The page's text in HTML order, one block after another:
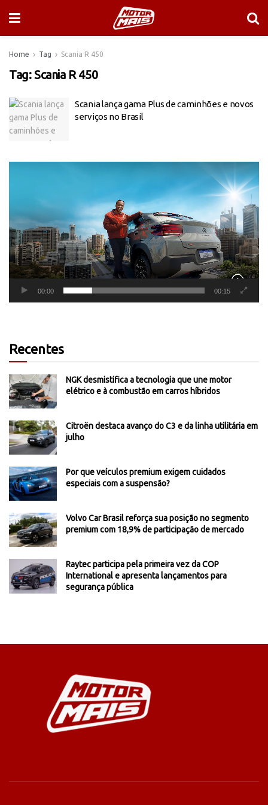
Home Tag Scania R 450
Tag:Scania R 450
Scania lança gama Plus de caminhões e novos
serviços no Brasil
00:00 00:15
Recentes
NGK desmistifica a tecnologia que une motor
elétrico e à combustão em carros híbridos
Citroën destaca avanço do C3 e da linha utilitária em
julho
Por que veículos premium exigem cuidados
especiais com a suspensão?
Volvo Car Brasil reforça sua posição no segmento
premium com 18,9% de participação de mercado
Raytec participa pela primeira vez da COP
International e apresenta lançamentos para
segurança pública